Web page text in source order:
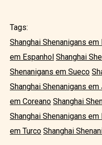
Tags:
Shanghai Shenanigans em
em Espanhol Shanghai
Shenanigans em Sueco
Shanghai Shenanigans
em Coreano Shanghai
Shanghai Shenanigans em
em Turco Shanghai